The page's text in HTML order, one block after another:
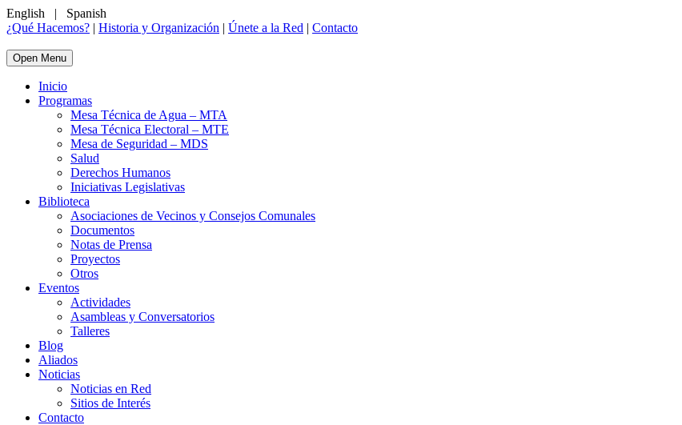
English |
Spanish
¿Qué Hacemos? | Historia y Organización | Únete a la Red | Contacto
Open Menu
Inicio
Programas
Mesa Técnica de Agua – MTA
Mesa Técnica Electoral – MTE
Mesa de Seguridad – MDS
Salud
Derechos Humanos
Iniciativas Legislativas
Biblioteca
Asociaciones de Vecinos y Consejos Comunales
Documentos
Notas de Prensa
Proyectos
Otros
Eventos
Actividades
Asambleas y Conversatorios
Talleres
Blog
Aliados
Noticias
Noticias en Red
Sitios de Interés
Contacto